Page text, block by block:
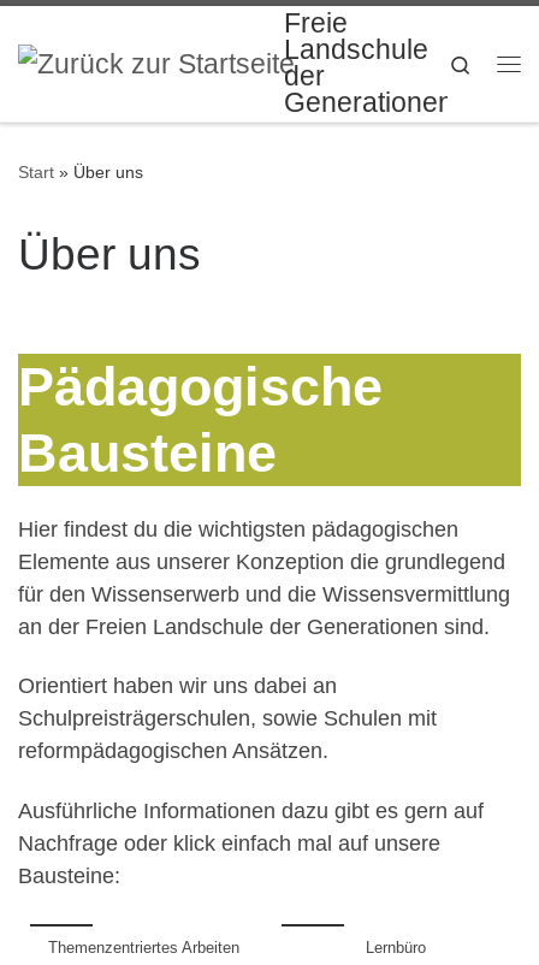
Freie
Landschule
der
Generationen
Search
Start » Über uns
Über uns
Pädagogische
Bausteine
Hier findest du die wichtigsten pädagogischen
Elemente aus unserer Konzeption die grundlegend
für den Wissenserwerb und die Wissensvermittlung
an der Freien Landschule der Generationen sind.
Orientiert haben wir uns dabei an
Schulpreisträgerschulen, sowie Schulen mit
reformpädagogischen Ansätzen.
Ausführliche Informationen dazu gibt es gern auf
Nachfrage oder klick einfach mal auf unsere
Bausteine:
Themenzentriertes Arbeiten Lernbüro